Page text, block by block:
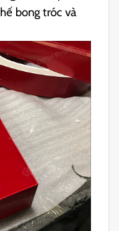
bong tróc và